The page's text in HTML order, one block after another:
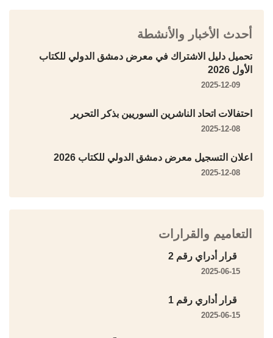
أحدث الأخبار والأنشطة
تحميل دليل الاشتراك في معرض دمشق الدولي للكتاب
الأول 2026
2025-12-09
احتفالات اتحاد الناشرين السوريين بذكر التحرير
2025-12-08
اعلان التسجيل معرض دمشق الدولي للكتاب 2026
2025-12-08
التعاميم والقرارات
قرار أدراي رقم 2
2025-06-15
قرار أداري رقم 1
2025-06-15